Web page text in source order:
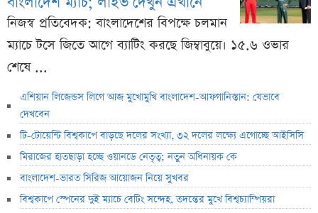
নিজস্ব প্রতিবেদক: বাংলাদেশের বিপক্ষে চলমান
ম্যাচে টসে জিতে আগে ব্যাটিং করছে জিম্বাবুয়ে। ১৫.৬ ওভার
শেষে ...
এশিয়ান লিজেন্ডস লিগে আজ মুখোমুখি বাংলাদেশ-আফগানিস্তান: যেভাবে
দেখবেন
টি-টোয়েন্টি বিশ্বকাপে বাড়ছে দলের সংখ্যা, ৩২ দলের লক্ষ্যে এগোচ্ছে আইসিসি
মিরাজের হাতছাড়া হচ্ছে ওয়ানডে নেতৃত্ব; নতুন অধিনায়ক কে
বাংলাদেশ-ভারত সিরিজ আয়োজন নিয়ে সুখবর
বিশ্বকাপে স্পেনের দুই ম্যাচে বেটিং সন্দেহ, তদন্তের মুখে বিশ্বচ্যাম্পিয়রা